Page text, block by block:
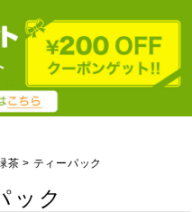
茶 ティーパック
ック